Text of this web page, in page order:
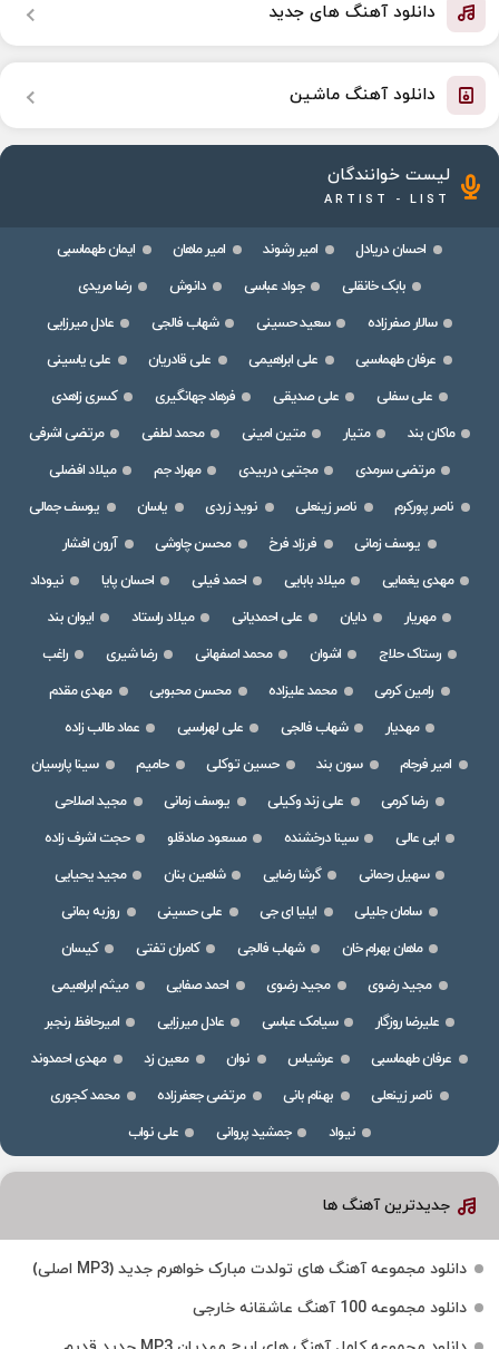
دانلود آهنگ های جدید
دانلود آهنگ ماشین
لیست خوانندگان
ARTIST - LIST
احسان دریادل امیر رشوند امیر ماهان
ایمان طهماسبی
بابک خانقلی
جواد عباسی دانوش
رضا مریدی
سالار صفرزاده
سعید حسینی شهاب فالجی
عادل میرزایی
عرفان طهماسبی
علی ابراهیمی علی قادریان
علی یاسینی
علی سفلی
علی صدیقی فرهاد جهانگیری
کسری زاهدی
ماکان بند
متیار متین امینی محمد لطفی
مرتضی اشرفی
مرتضی سرمدی
مجتبی دربیدی مهراد جم
میلاد افضلی
ناصر پورکرم
ناصر زینعلی نوید زردی یاسان
یوسف جمالی
یوسف زمانی
فرزاد فرخ محسن چاوشی
آرون افشار
مهدی یغمایی
میلاد بابایی احمد فیلی احسان پایا
نیوداد
مهریار
دایان علی احمدیانی میلاد راستاد
ایوان بند
رستاک حلاج
اشوان محمد اصفهانی رضا شیری
راغب
رامین کرمی
محمد علیزاده محسن محبوبی
مهدی مقدم
مهدیار
شهاب فالجی علی لهراسبی
عماد طالب زاده
امیر فرجام
سون بند حسین توکلی حامیم
سینا پارسیان
رضا کرمی
علی زند وکیلی یوسف زمانی
مجید اصلاحی
ابی عالی
سینا درخشنده مسعود صادقلو
حجت اشرف زاده
سهیل رحمانی
گرشا رضایی شاهین بنان
مجید یحیایی
سامان جلیلی
ایلیا ای جی علی حسینی
روزبه بمانی
ماهان بهرام خان
شهاب فالجی کامران تفتی
کیسان
مجید رضوی
مجید رضوی احمد صفایی
میثم ابراهیمی
علیرضا روزگار
سیامک عباسی عادل میرزایی
امیرحافظ رنجبر
عرفان طهماسبی
عرشیاس نوان معین زد
مهدی احمدوند
ناصر زینعلی
بهنام بانی مرتضی جعفرزاده
محمد کجوری
نیواد
جمشید پروانی علی نواب
جدیدترین آهنگ ها
دانلود مجموعه آهنگ های تولدت مبارک خواهرم جدید (MP3 اصلی)
دانلود مجموعه 100 آهنگ عاشقانه خارجی